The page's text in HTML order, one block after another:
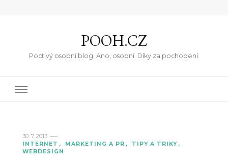
POOH.CZ
Poctivý osobní blog. Ano, osobní. Díky za pochopení.
30. 7. 2013
INTERNET
MARKETING A PR
TIPY A TRIKY
WEBDESIGN